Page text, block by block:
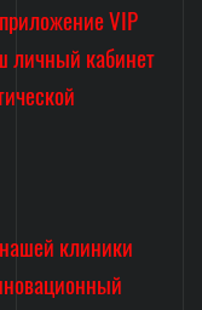
VIP
кабинет
клиники